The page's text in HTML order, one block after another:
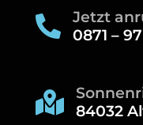

Jetzt
0871 –

84032